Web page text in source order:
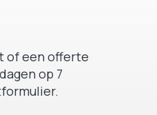
of een offerte
op 7